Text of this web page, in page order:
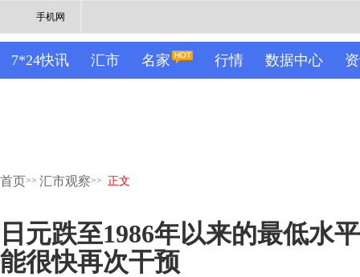
手机网
7*24快讯 汇市 名家 行情 数据中心
首页>> 汇市观察>> 正文
日元跌至1986年以来的最低水
能很快再次干预